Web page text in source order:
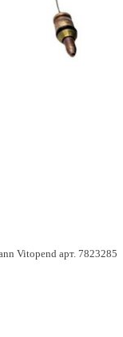
Vitopend арт. 7823285